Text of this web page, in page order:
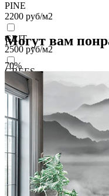
PINE
2200 руб/м2
GRIT
2500 руб/м2
GREES
2500 руб/м2
VELOURS
2700
руб/м2
VENTO
BRISE
4100
руб/м2
Могут вам
70%